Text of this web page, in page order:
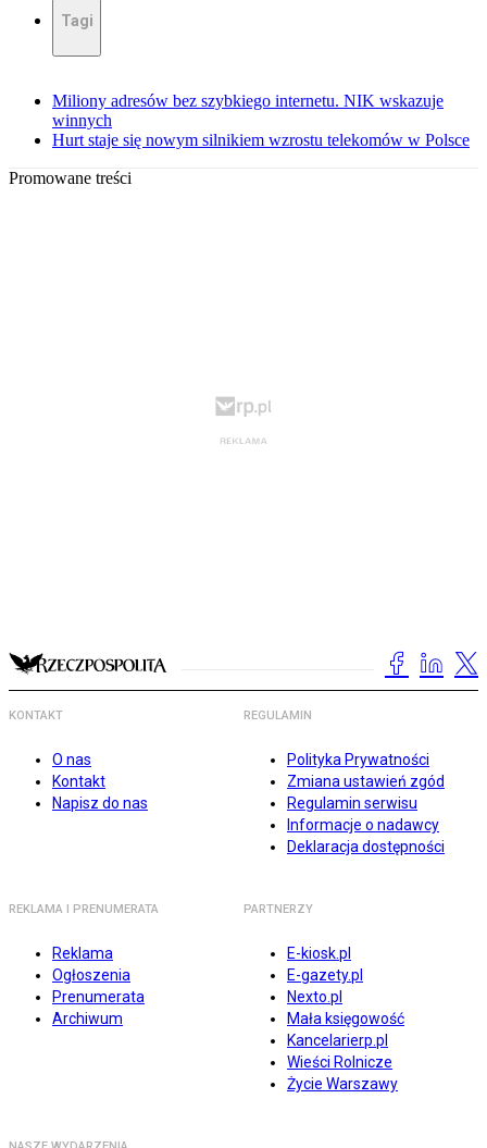
Tagi
Miliony adresów bez szybkiego internetu. NIK wskazuje
winnych
Hurt staje się nowym silnikiem wzrostu telekomów w Polsce
Promowane treści
KONTAKT
O nas
Kontakt
Napisz do nas
REGULAMIN
Polityka Prywatności
Zmiana ustawień zgód
Regulamin serwisu
Informacje o nadawcy
Deklaracja dostępności
REKLAMA I PRENUMERATA
Reklama
Ogłoszenia
Prenumerata
Archiwum
PARTNERZY
E-kiosk.pl
E-gazety.pl
Nexto.pl
Mała księgowość
Kancelarierp.pl
Wieści Rolnicze
Życie Warszawy